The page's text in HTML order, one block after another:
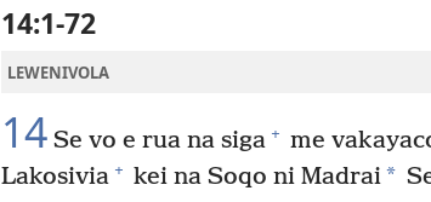
14:1-72
LEWENIVOLA
14 Se vo e rua na siga + me
Lakosivia + kei na Soqo ni Madrai*